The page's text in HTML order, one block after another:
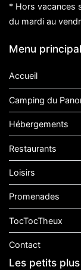
* Hors vacances
du mardi au
Menu principal
Accueil
Camping du
Hébergements
Restaurants
Loisirs
Promenades
TocTocTheux
Contact
Les petits plus